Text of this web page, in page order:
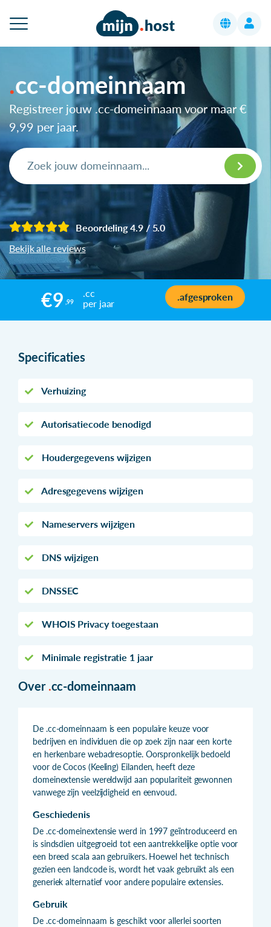
cc-domeinnaam
Registreer jouw .cc-domeinnaam voor maar €
9,99 per jaar.
Beoordeling 4.9 / 5.0
Bekijk alle reviews
€9 ,99
.cc
per jaar
.afgesproken
Specificaties
Verhuizing
Autorisatiecode benodigd
Houdergegevens wijzigen
Adresgegevens wijzigen
Nameservers wijzigen
DNS wijzigen
DNSSEC
WHOIS Privacy toegestaan
Minimale registratie 1 jaar
Over .cc-domeinnaam
De .cc-domeinnaam is een populaire keuze voor
bedrijven en individuen die op zoek zijn naar een korte
en herkenbare webadresoptie. Oorspronkelijk bedoeld
voor de Cocos (Keeling) Eilanden, heeft deze
domeinextensie wereldwijd aan populariteit gewonnen
vanwege zijn veelzijdigheid en eenvoud.
Geschiedenis
De .cc-domeinextensie werd in 1997 geïntroduceerd en
is sindsdien uitgegroeid tot een aantrekkelijke optie voor
een breed scala aan gebruikers. Hoewel het technisch
gezien een landcode is, wordt het vaak gebruikt als een
generiek alternatief voor andere populaire extensies.
Gebruik
De .cc-domeinnaam is geschikt voor allerlei soorten